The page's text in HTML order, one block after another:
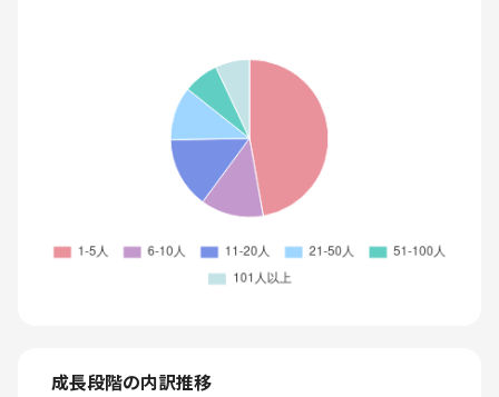
成長段階の内訳推移